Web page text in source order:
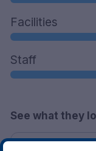
Facilities
Staff
See what they